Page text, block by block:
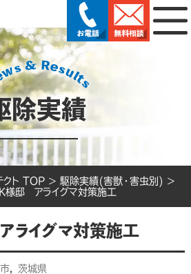
除実績
クト TOP > 駆除実績(害獣・害虫別) >
様邸 アライグマ対策施工
ライグマ対策施工
,
茨城県